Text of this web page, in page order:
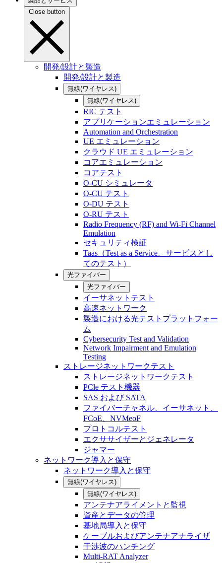
Close button
開発/設計と製造
開発/設計と製造
無線(ワイヤレス)
無線(ワイヤレス)
RIC テスト
アプリケーションエミュレーション
Automation and Orchestration
UE エミュレーション
クラウド UE エミュレーション
コアエミュレーション
コアテスト
O-CU シミュレータ
O-CU テスト
O-DU テスト
O-RU テスト
Radio Frequency (RF) and Wi-Fi Channel
Emulation
セキュリティ検証
Taas（Test as a Service、サービスとし
てのテスト）
光ファイバー
光ファイバー
イーサネットテスト
高速ネットワーク
製造における光テストプラットフォー
ム
Cybersecurity Test and Validation
Network Impairment and Emulation
Testing
ストレージネットワークテスト
ストレージネットワークテスト
PCle テスト機器
SAS および SATA
ファイバーチャネル、イーサネット、
FCoE、NVMeoF
プロトコルテスト
エクササイザーとジェネレータ
ジャマー
ネットワーク導入と保守
ネットワーク導入と保守
無線(ワイヤレス)
無線(ワイヤレス)
アンテナアライメントと監視
資産とデータの管理
基地局導入と保守
ケーブルおよびアンテナアナライザ
干渉波のハンチング
Multi-RAT Analyzer